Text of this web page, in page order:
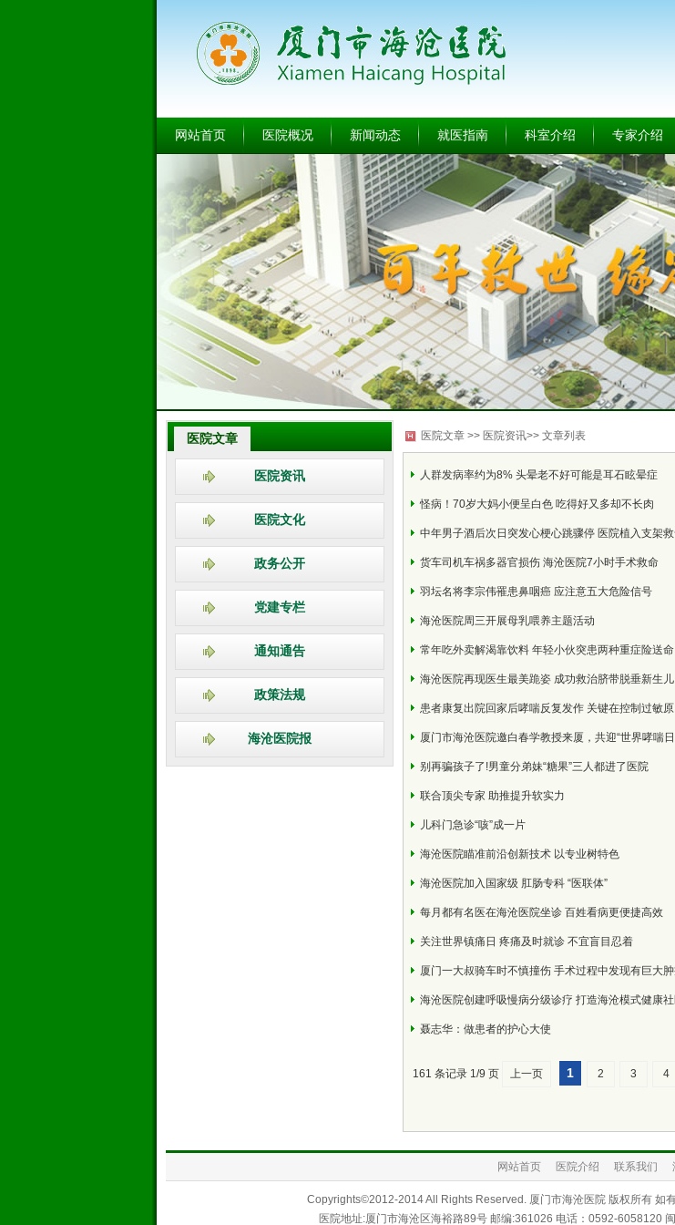
网站首页 医院概况 新闻动态 就医指南 科室介绍 专家介绍
医院文章
医院资讯
医院文化
政务公开
党建专栏
通知通告
政策法规
海沧医院报
医院文章 >> 医院资讯>> 文章列表
人群发病率约为8% 头晕老不好可能是耳石眩晕症
怪病！70岁大妈小便呈白色 吃得好又多却不长肉
中年男子酒后次日突发心梗心跳骤停 医院植入支架
货车司机车祸多器官损伤 海沧医院7小时手术救命
羽坛名将李宗伟罹患鼻咽癌 应注意五大危险信号
海沧医院周三开展母乳喂养主题活动
常年吃外卖解渴靠饮料 年轻小伙突患两种重症险送命
海沧医院再现医生最美跪姿 成功救治脐带脱垂新生儿
患者康复出院回家后哮喘反复发作 关键在控制过敏原
厦门市海沧医院邀白春学教授来厦，共迎“世界哮喘日
别再骗孩子了!男童分弟妹“糖果”三人都进了医院
联合顶尖专家 助推提升软实力
儿科门急诊“咳”成一片
海沧医院瞄准前沿创新技术 以专业树特色
海沧医院加入国家级 肛肠专科 “医联体”
每月都有名医在海沧医院坐诊 百姓看病更便捷高效
关注世界镇痛日 疼痛及时就诊 不宜盲目忍着
厦门一大叔骑车时不慎撞伤 手术过程中发现有巨大
海沧医院创建呼吸慢病分级诊疗 打造海沧模式健康
聂志华：做患者的护心大使
161 条记录 1/9 页 上一页 1 2 3 4
网站首页 医院介绍 联系我们
Copyrights©2012-2014 All Rights Reserved. 厦门市海沧医院 版权所有 如
医院地址:厦门市海沧区海裕路89号 邮编:361026 电话：0592-6058120